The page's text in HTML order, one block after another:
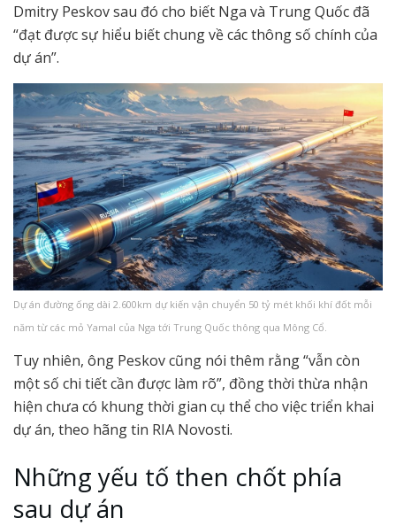
Dmitry Peskov sau đó cho biết Nga và Trung Quốc đã
“đạt được sự hiểu biết chung về các thông số chính của
dự án”.
Dự án đường ống dài 2.600km dự kiến vận chuyển 50 tỷ mét khối khí đốt mỗi
năm từ các mỏ Yamal của Nga tới Trung Quốc thông qua Mông Cổ.
Tuy nhiên, ông Peskov cũng nói thêm rằng “vẫn còn
một số chi tiết cần được làm rõ”, đồng thời thừa nhận
hiện chưa có khung thời gian cụ thể cho việc triển khai
dự án, theo hãng tin RIA Novosti.
Những yếu tố then chốt phía
sau dự án